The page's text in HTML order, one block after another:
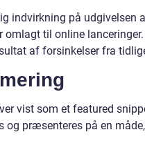
indvirkning på udgivelsen
omlagt til online
af forsinkelser fra
vist som et featured
og præsenteres på en